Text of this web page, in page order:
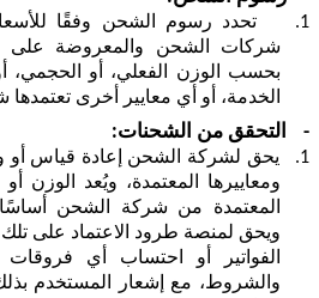
1.
تحدد رسوم الشحن وفقًا
شركات الشحن والمعروضة على
بحسب الوزن الفعلي، أو الحجمي، أو
الخدمة، أو أي معايير أخرى
- التحقق من الشحنات:
1.
يحق لشركة الشحن إعادة قياس أو
ومعاييرها المعتمدة، ويُعد الوزن أو
المعتمدة من شركة الشحن
ويحق لمنصة طرود الاعتماد على تلك
الفواتير أو احتساب أي فروقات
والشروط، مع إشعار المستخدم